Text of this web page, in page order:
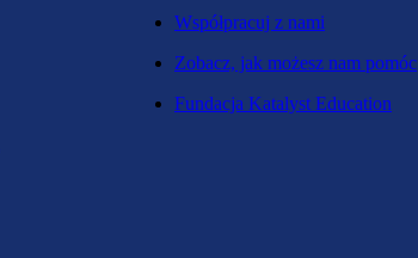
Współpracuj z nami
Zobacz, jak możesz nam pomóc
Fundacja Katalyst Education